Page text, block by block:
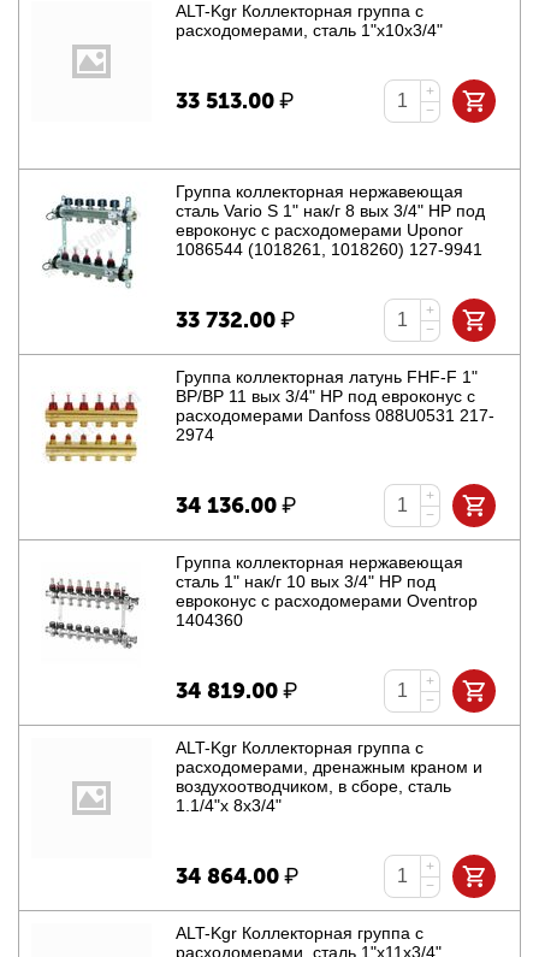
ALT-Kgr Коллекторная группа с
расходомерами, сталь 1"х10х3/4"
33 513.00₽
+
−
Группа коллекторная нержавеющая
сталь Vario S 1" нак/г 8 вых 3/4" НР под
евроконус с расходомерами Uponor
1086544 (1018261, 1018260) 127-9941
33 732.00₽
+
−
Группа коллекторная латунь FHF-F 1"
ВР/ВР 11 вых 3/4" НР под евроконус с
расходомерами Danfoss 088U0531 217-
2974
34 136.00₽
+
−
Группа коллекторная нержавеющая
сталь 1" нак/г 10 вых 3/4" НР под
евроконус с расходомерами Oventrop
1404360
34 819.00₽
+
−
ALT-Kgr Коллекторная группа с
расходомерами, дренажным краном и
воздухоотводчиком, в сборе, сталь
1.1/4"х 8х3/4"
34 864.00₽
+
−
ALT-Kgr Коллекторная группа с
расходомерами, сталь 1"х11х3/4"